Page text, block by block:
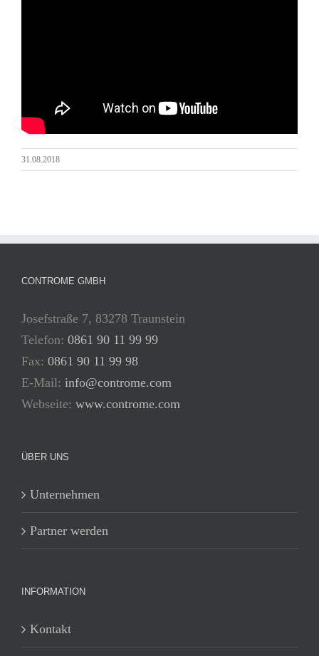
31.08.2018
CONTROME GMBH
Josefstraße 7, 83278 Traunstein
Telefon: 0861 90 11 99 99
Fax: 0861 90 11 99 98
E-Mail: info@controme.com
Webseite: www.controme.com
ÜBER UNS
Unternehmen
Partner werden
INFORMATION
Kontakt